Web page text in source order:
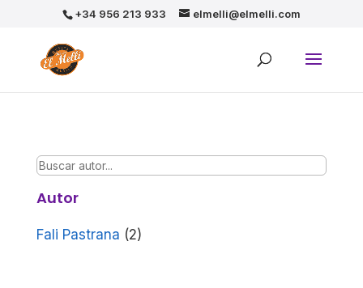
+34 956 213 933 elmelli@elmelli.com
Autor
Fali Pastrana (2)